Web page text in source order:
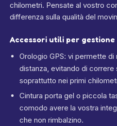
chilometri. Pensate al vostro
differenza sulla qualità del
Accessori utili per
Orologio GPS: vi permette
distanza, evitando di correre
soprattutto nei primi
Cintura porta gel o piccola
comodo avere la vostra
che non rimbalzino.